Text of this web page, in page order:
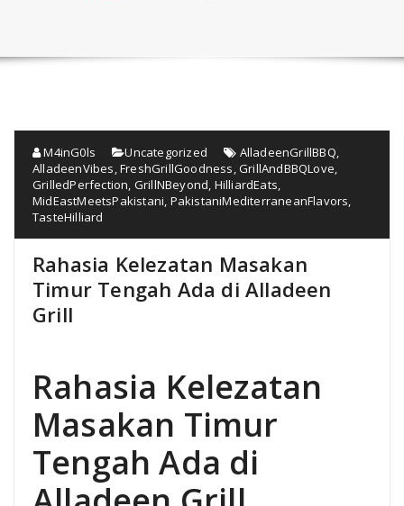
M4inG0ls Uncategorized AlladeenGrillBBQ
AlladeenVibes ,FreshGrillGoodness ,GrillAndBBQLove
GrilledPerfection GrillNBeyond HilliardEats
MidEastMeetsPakistani PakistaniMediterraneanFlavors
TasteHilliard
Rahasia Kelezatan Masakan
Timur Tengah Ada di Alladeen
Grill
Rahasia Kelezatan
Masakan Timur
Tengah Ada di